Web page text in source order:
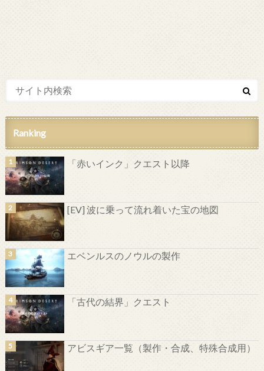
Ranking
「赤いインク」クエスト以降
[EV] 波に乗って流れ着いた宝の地図
エベンルスのノウルの製作
「古代の結界」クエスト
アビスギア一覧（製作・合成、特殊合成用）